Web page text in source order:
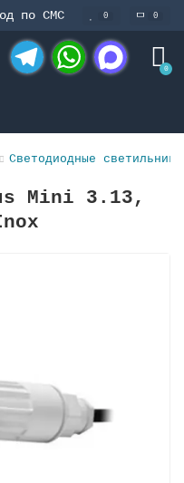
по СМС 0 0
0
Светодиодные светильники
Mini 3.13,